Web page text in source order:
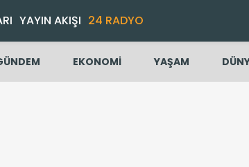
YAYIN AKIŞI 24 RADYO
EKONOMİ YAŞAM